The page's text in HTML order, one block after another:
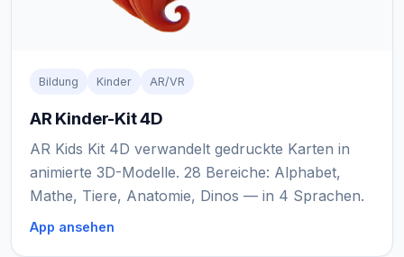
Bildung Kinder AR/VR
AR Kinder-Kit 4D
AR Kids Kit 4D verwandelt gedruckte Karten in
animierte 3D-Modelle. 28 Bereiche: Alphabet,
Mathe, Tiere, Anatomie, Dinos — in 4 Sprachen.
App ansehen